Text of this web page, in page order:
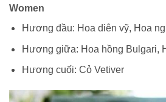
Women
Hương đầu: Hoa diên vỹ, Hoa
Hương giữa: Hoa hồng Bulgari,
Hương cuối: Cỏ Vetiver